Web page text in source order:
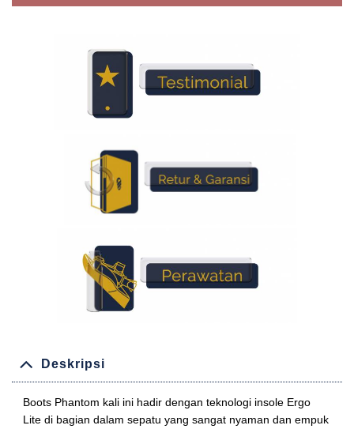
Deskripsi
Boots Phantom kali ini hadir dengan teknologi insole Ergo
Lite di bagian dalam sepatu yang sangat nyaman dan empuk